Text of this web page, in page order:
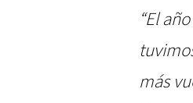
“El
más